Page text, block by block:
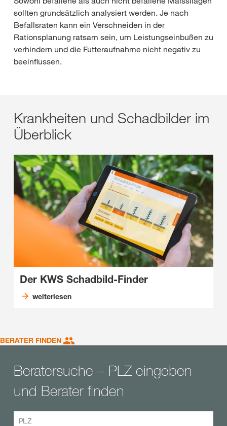
sollten grundsätzlich analysiert werden. Je nach
Befallsraten kann ein Verschneiden in der
Rationsplanung ratsam sein, um Leistungseinbußen zu
verhindern und die Futteraufnahme nicht negativ zu
beeinflussen.
Krankheiten und Schadbilder im
Überblick
Der KWS Schadbild-Finder
weiterlesen
BERATER FINDEN
Beratersuche – PLZ eingeben
und Berater finden
PLZ